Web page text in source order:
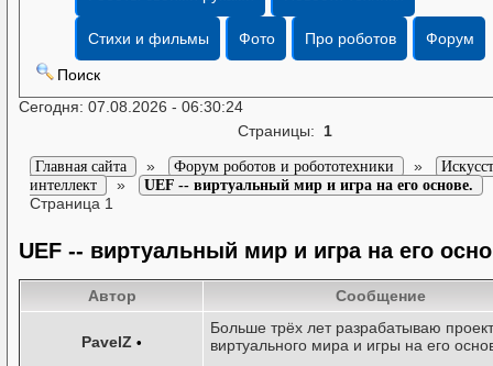
Стихи и фильмы Фото Про роботов Форум
Поиск
Сегодня: 07.08.2026 - 06:30:24
Страницы: 1
Главная сайта » Форум роботов и робототехники »
интеллект
» UEF -- виртуальный мир и игра на его основе.
Страница 1
UEF -- виртуальный мир и игра на его
Автор Сообщение
PavelZ •
Больше трёх лет разрабатываю проект
виртуального мира и игры на его